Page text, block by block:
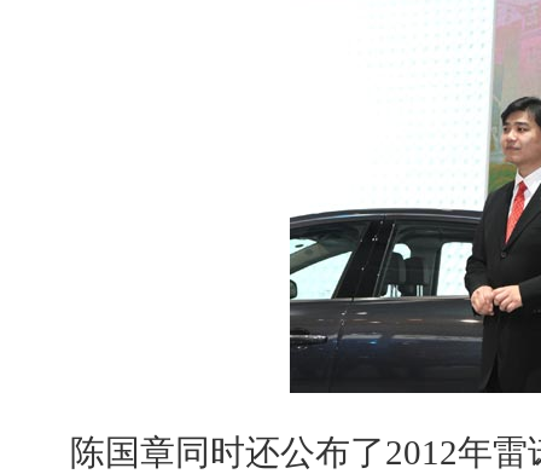
陈国章同时还公布了2012年雷